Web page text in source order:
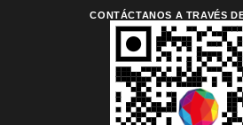
CONTÁCTANOS A TRAVÉS